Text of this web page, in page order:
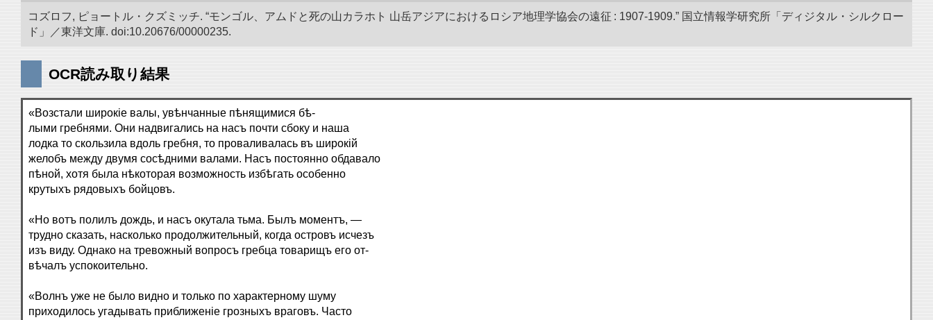
コズロフ, ピョートル・クズミッチ. “モンゴル、アムドと死の山カラホト 山岳アジアにおけるロシア地理学協会の遠征 : 1907-1909.” 国立情報学研究所「ディジタル・シルクロー
ド」／東洋文庫. doi:10.20676/00000235.
OCR読み取り結果
«Возстали широкіе валы, увѣнчанные пѣнящимися бѣ-
лыми гребнями. Они надвигались на насъ почти сбоку и наша
лодка то скользила вдоль гребня, то проваливалась въ широкій
желобъ между двумя сосѣдними валами. Насъ постоянно обдавало
пѣной, хотя была нѣкоторая возможность избѣгать особенно
крутыхъ рядовыхъ бойцовъ.
«Но вотъ полилъ дождь, и насъ окутала тьма. Былъ моментъ, —
трудно сказать, насколько продолжительный, когда островъ исчезъ
изъ виду. Однако на тревожный вопросъ гребца товарищъ его от-
вѣчалъ успокоительно.
«Волнъ уже не было видно и только по характерному шуму
приходилось угадывать приближеніе грозныхъ враговъ. Часто